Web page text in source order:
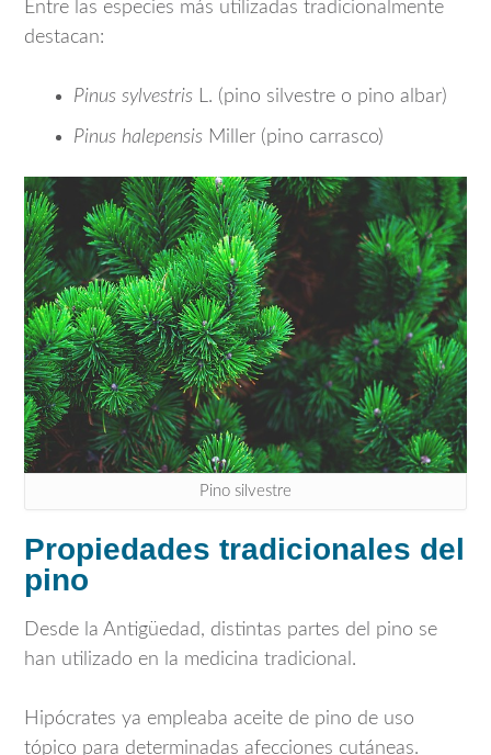
Entre las especies más utilizadas tradicionalmente
destacan:
Pinus sylvestris L. (pino silvestre o pino albar)
Pinus halepensis Miller (pino carrasco)
Pino silvestre
Propiedades tradicionales del
pino
Desde la Antigüedad, distintas partes del pino se
han utilizado en la medicina tradicional.
Hipócrates ya empleaba aceite de pino de uso
tópico para determinadas afecciones cutáneas.